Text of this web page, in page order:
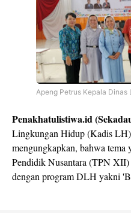
Apeng Petrus Kepala
Penakhatulistiwa.id
Lingkungan Hidup (Kadis
mengungkapkan, bahwa tema
Pendidik Nusantara (TPN XII)
dengan program DLH yakni